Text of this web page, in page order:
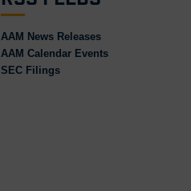
AAM News Releases
AAM Calendar Events
SEC Filings